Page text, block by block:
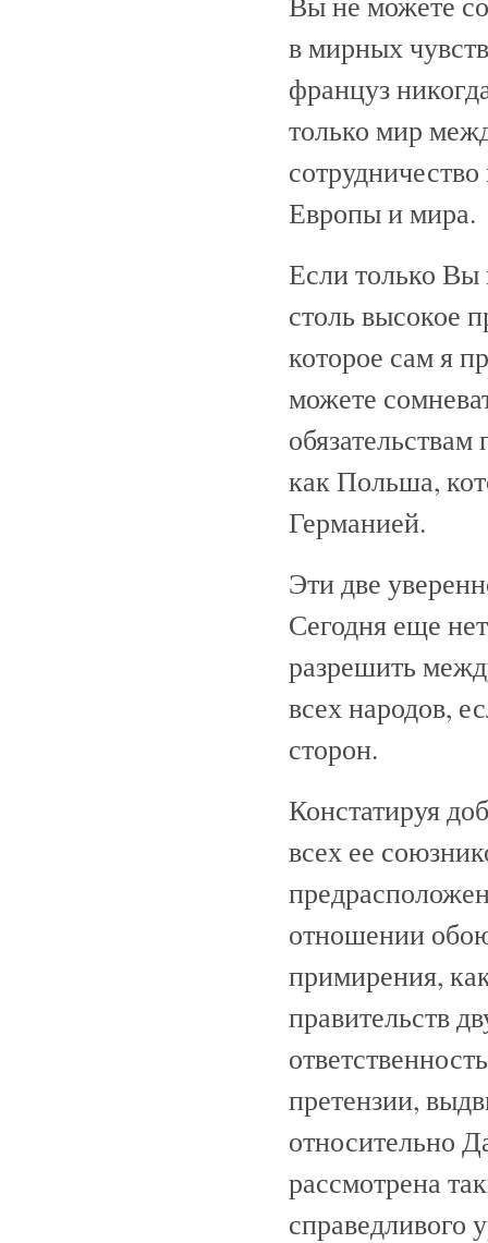
в мирных
француз
только мир
Европы и мира.
Если только Вы
столь высокое
которое сам я
можете
как Польша,
Германией.
Эти две
Сегодня еще
разрешить
всех народов,
сторон.
Констатируя
всех ее
отношении
примирения,
правительств
претензии,
относительно
рассмотрена
справедливого